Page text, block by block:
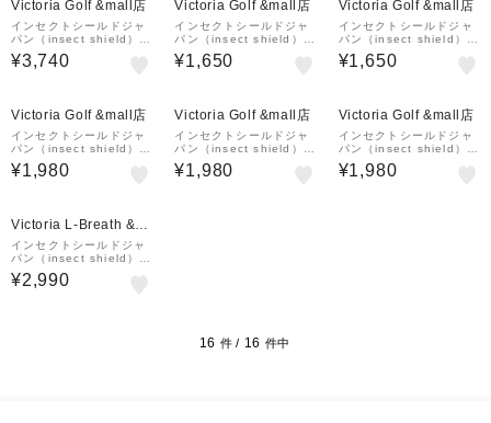
Victoria Golf &mall店
インセクトシールドジャ
パン（insect shield）ゴ
ルフ 吸水速乾 ゲーター
2069TC-07
¥3,740
Victoria Golf &mall店
インセクトシールドジャ
パン（insect shield）ゴ
ルフ インセクトシールド
ソックス 2563TC-07-S
¥1,650
Victoria Golf &mall店
インセクトシールドジャ
パン（insect shield）ゴ
ルフ 吸水速乾 インセク
トシールド ソックス 25
¥1,650
Victoria Golf &mall店
インセクトシールドジャ
パン（insect shield）ゴ
ルフ 吸水速乾 インセク
トシールド ソックス 25
¥1,980
Victoria Golf &mall店
インセクトシールドジャ
パン（insect shield）ゴ
ルフ 吸水速乾 インセク
トシールド ソックス 25
¥1,980
Victoria Golf &mall店
インセクトシールドジャ
パン（insect shield）ゴ
ルフ 吸水速乾 インセク
トシールド ソックス 25
¥1,980
Victoria L-Breath &m
all店
インセクトシールドジャ
パン（insect shield）ト
レッキング グローブ イ
ンセクトシールドグロ-ブ
¥2,990
16 件 / 16 件中